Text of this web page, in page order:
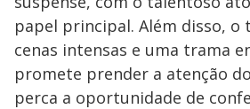
papel principal. Além disso, o
cenas intensas e uma trama
promete prender a atenção
perca a oportunidade de